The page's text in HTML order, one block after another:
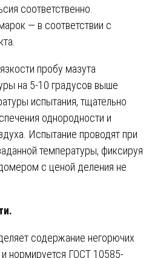
соответственно.
— в соответствии с
пробу мазута
на 5-10 градусов выше
испытания, тщательно
однородности и
Испытание проводят при
температуры, фиксируя
с ценой деления не
содержание негорючих
нормируется ГОСТ 10585-